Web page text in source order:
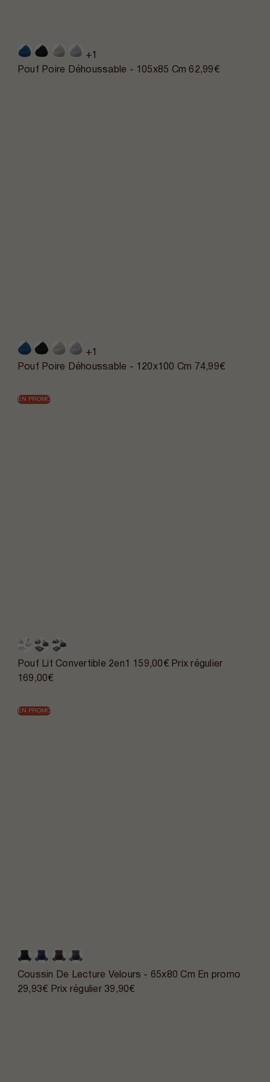
+1
Pouf Poire Déhoussable - 105x85 Cm62,99€
+1
Pouf Poire Déhoussable - 120x100 Cm 74,99€
EN PROMO
Pouf Lit Convertible 2en1 159,00€ Prix régulier
169,00€
EN PROMO
Coussin De Lecture Velours - 65x80 Cm En promo
29,93€ Prix régulier 39,90€